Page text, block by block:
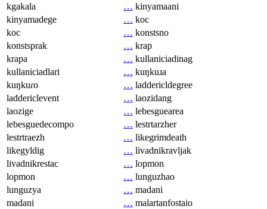
kgakala
… kinyamaani
kinyamadege
… koc
koc
… konstsno
konstsprak
… krap
krapa
… kullaniciadinag
kullaniciadlari
… kuŋkuɹa
kuŋkuɾo
… laddericldegree
laddericlevent
… laozidang
laozige
… lebesguearea
lebesguedecompo
… lestrtarzher
lestrtraezh
… likegrimdeath
likegyldig
… livadnikravljak
livadnikrestac
… lopmon
lopmon
… lunguzhao
lunguzya
… madani
madani
… malartanfostaio